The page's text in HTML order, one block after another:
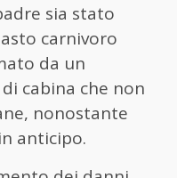
sia stato
carnivoro
da un
cabina che non
nonostante
anticipo.